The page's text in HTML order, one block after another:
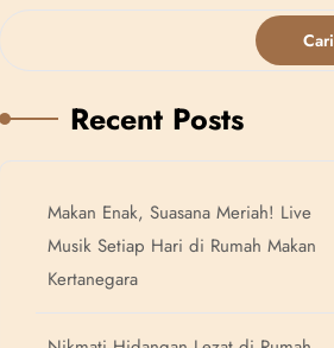
Cari
Recent Posts
Makan Enak, Suasana Meriah! Live
Musik Setiap Hari di Rumah Makan
Kertanegara